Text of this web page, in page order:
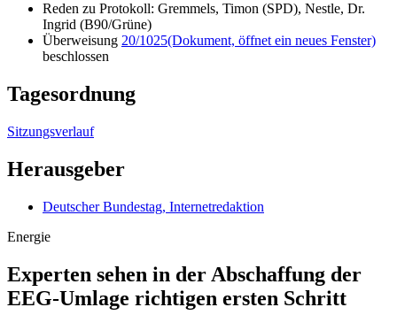
Reden zu Protokoll: Gremmels, Timon (SPD), Nestle, Dr.
Ingrid (B90/Grüne)
Überweisung 20/1025(Dokument, öffnet ein neues Fenster)
beschlossen
Tagesordnung
Sitzungsverlauf
Herausgeber
Deutscher Bundestag, Internetredaktion
Energie
Experten sehen in der Ab­schaffung der
EEG-Umlage richtigen ersten Schritt